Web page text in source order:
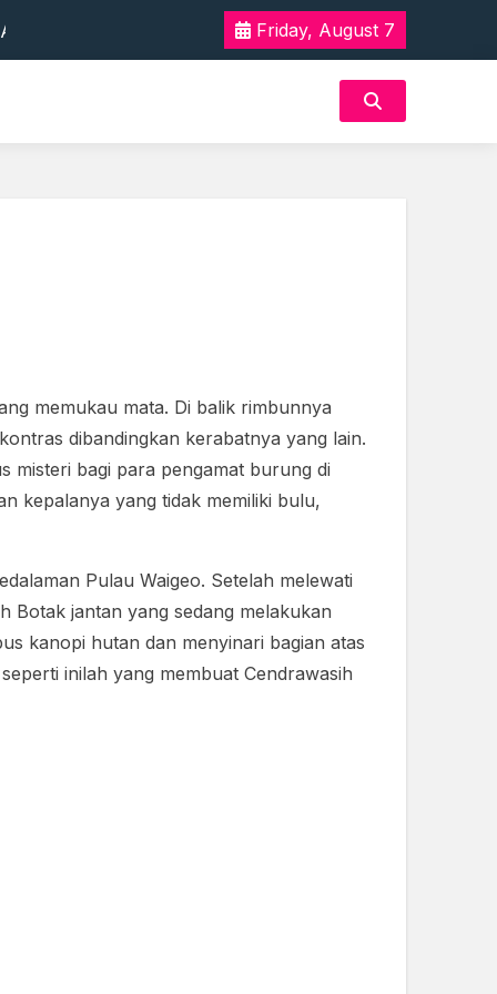
Rasa Aman
Friday, August 7
memukau mata. Di balik rimbunnya
dibandingkan kerabatnya yang lain.
misteri bagi para pengamat burung di
kepalanya yang tidak memiliki bulu,
Pulau Waigeo. Setelah melewati
Botak jantan yang sedang melakukan
kanopi hutan dan menyinari bagian atas
inilah yang membuat Cendrawasih